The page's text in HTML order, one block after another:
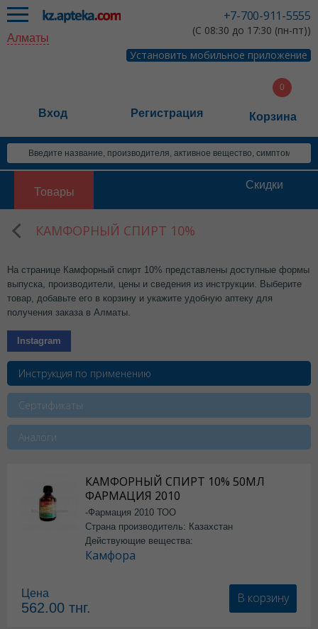
+7-700-911-5555
(С 08:30 до 17:30 (пн-пт))
Установить мобильное приложение
Алматы
Вход Регистрация Корзина
Товары
Скидки
КАМФОРНЫЙ СПИРТ 10%
На странице Камфорный спирт 10% представлены доступные формы
выпуска, производители, цены и сведения из инструкции. Выберите
товар, добавьте его в корзину и укажите удобную аптеку для
получения заказа в Алматы.
Instagram
Инструкция по применению
Сертификаты
Аналоги
КАМФОРНЫЙ СПИРТ 10% 50МЛ
ФАРМАЦИЯ 2010
-Фармация 2010 ТОО
Страна производитель: Казахстан
Действующие вещества:
Камфора
Цена
562.00 тнг.
В корзину